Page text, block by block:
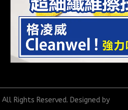
All Rights Reserved. Designed by